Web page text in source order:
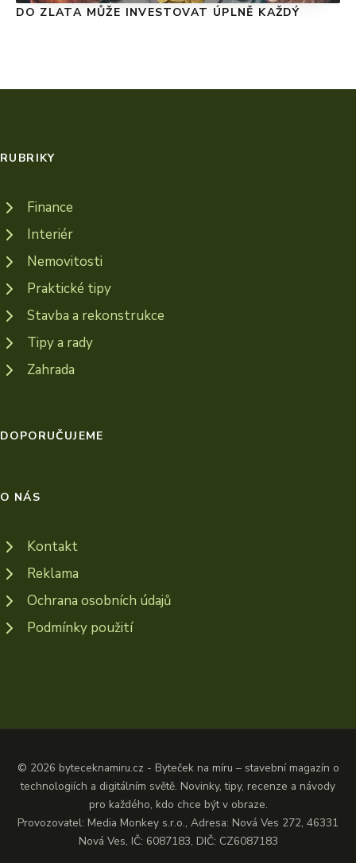
DO ZLATA MŮŽE INVESTOVAT ÚPLNĚ KAŽDÝ
RUBRIKY
Finance
Interiér
Nemovitosti
Praktické tipy
Stavba a rekonstrukce
Tipy a rady
Zahrada
DOPORUČUJEME
O NÁS
Kontakt
Reklama
Ochrana osobních údajů
Podmínky použití
© 2026 byteceknamiru.cz - Byteček na míru – stavební magazín o
technologiích a digitálním světě. Novinky, tipy, recenze a návody
pro každého, kdo chce být v obraze.
Provozovatel: Media Monkey s.r.o., Adresa: Nová Ves 272, 46331
Nová Ves, IČ: 6087183, DIČ: CZ6087183